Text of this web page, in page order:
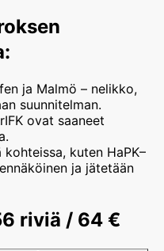
ja Malmö – nelikko,
suunnitelman.
ovat saaneet
kohteissa, kuten HaPK–
ja jätetään
riviä / 64 €